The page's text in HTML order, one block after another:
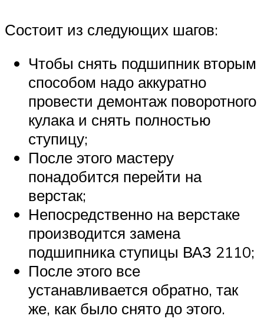
Состоит из следующих шагов:
Чтобы снять подшипник вторым
способом надо аккуратно
провести демонтаж поворотного
кулака и снять полностью
ступицу;
После этого мастеру
понадобится перейти на
верстак;
Непосредственно на верстаке
производится замена
подшипника ступицы ВАЗ 2110;
После этого все
устанавливается обратно, так
же, как было снято до этого.